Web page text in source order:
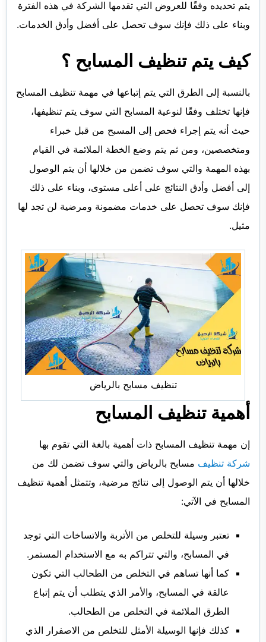
يتم تحديده وفقًا للعروض التي تقدمها الشركة في هذه الفترة
وبناء على ذلك فإنك سوف تحصل على أفضل وأدق الخدمات.
كيف يتم تنظيف المسابح ؟
بالنسبة إلى الطرق التي يتم إتباعها في مهمة تنظيف المسابح
فإنها تختلف وفقًا لنوعية المسابح التي سوف يتم تنظيفها،
حيث أنه يتم إجراء فحص إلى المسبح من قبل خبراء
ومتخصصين، ومن ثم يتم وضع الخطة الملائمة في القيام
بهذه المهمة والتي سوف تضمن من خلالها أن يتم الوصول
إلى أفضل وأدق النتائج على أعلى مستوى، وبناء على ذلك
فإنك سوف تحصل على خدمات مضمونة ومرضية لن تجد لها
مثيل.
تنظيف مسابح بالرياض
أهمية تنظيف المسابح
إن مهمة تنظيف المسابح ذات أهمية بالغة التي تقوم بها
شركة تنظيف مسابح بالرياض والتي سوف تضمن لك من
خلالها أن يتم الوصول إلى نتائج مرضية، وتتمثل أهمية تنظيف
المسابح في الآتي:
تعتبر وسيلة للتخلص من الأتربة والاتساخات التي توجد
في المسابح، والتي تتراكم به مع الاستخدام المستمر.
كما أنها تساهم في التخلص من الطحالب التي تكون
عالقة في المسابح، والأمر الذي يتطلب أن يتم إتباع
الطرق الملائمة في التخلص من الطحالب.
كذلك فإنها الوسيلة الأمثل للتخلص من الاصفرار الذي